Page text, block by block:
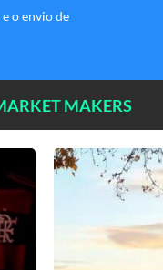
o envio de
MAKERS